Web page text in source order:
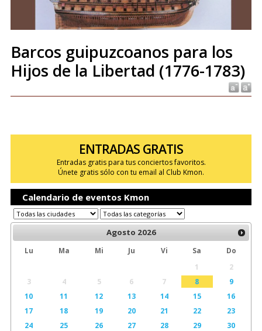
Barcos guipuzcoanos para los
Hijos de la Libertad (1776-1783)
ENTRADAS GRATIS
Entradas gratis para tus conciertos favoritos.
Únete gratis sólo con tu email al Club Kmon.
Calendario de eventos Kmon
Agosto 2026
Lu Ma Mi Ju Vi Sa
Do
1
2
3
4 5 6 7 8
9
10
11 12 13 14 15
16
17
18 19 20 21 22
23
24
25 26 27 28 29
30